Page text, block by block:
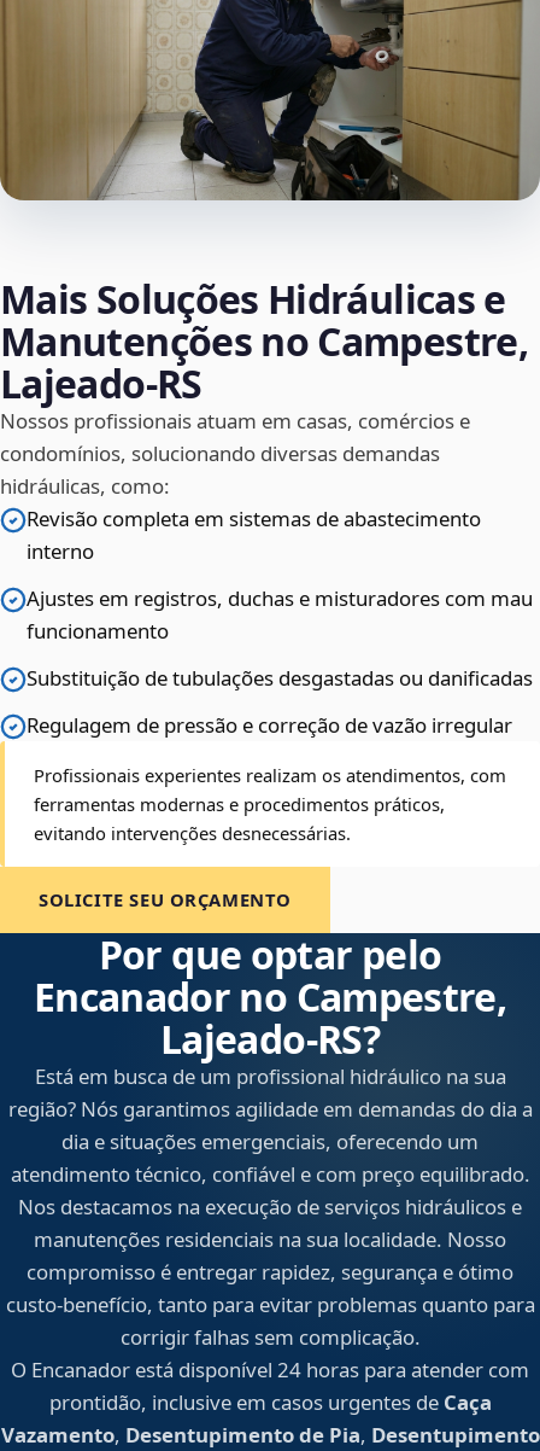
Mais Soluções Hidráulicas e
Manutenções no Campestre,
Lajeado‑RS
Nossos profissionais atuam em casas, comércios e
condomínios, solucionando diversas demandas
hidráulicas, como:
Revisão completa em sistemas de abastecimento
interno
Ajustes em registros, duchas e misturadores com mau
funcionamento
Substituição de tubulações desgastadas ou danificadas
Regulagem de pressão e correção de vazão irregular
Profissionais experientes realizam os atendimentos, com
ferramentas modernas e procedimentos práticos,
evitando intervenções desnecessárias.
SOLICITE SEU ORÇAMENTO
Por que optar pelo
Encanador no Campestre,
Lajeado‑RS?
Está em busca de um profissional hidráulico na sua
região? Nós garantimos agilidade em demandas do dia a
dia e situações emergenciais, oferecendo um
atendimento técnico, confiável e com preço equilibrado.
Nos destacamos na execução de serviços hidráulicos e
manutenções residenciais na sua localidade. Nosso
compromisso é entregar rapidez, segurança e ótimo
custo-benefício, tanto para evitar problemas quanto para
corrigir falhas sem complicação.
O Encanador está disponível 24 horas para atender com
prontidão, inclusive em casos urgentes de Caça
Vazamento, Desentupimento de Pia, Desentupimento